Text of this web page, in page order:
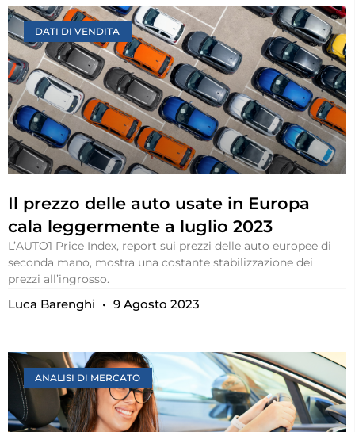
DATI DI VENDITA
Il prezzo delle auto usate in Europa
cala leggermente a luglio 2023
L’AUTO1 Price Index, report sui prezzi delle auto europee di
seconda mano, mostra una costante stabilizzazione dei
prezzi all’ingrosso.
Luca Barenghi 9 Agosto 2023
ANALISI DI MERCATO